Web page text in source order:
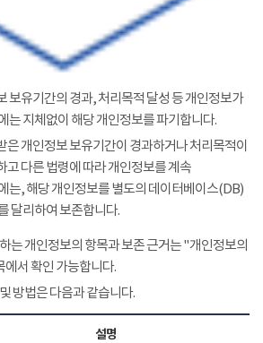
보유기간의 경과, 처리목적 달성 등 개인정보가
는 지체없이 해당 개인정보를 파기합니다.
개인정보 보유기간이 경과하거나 처리목적이
고 다른 법령에 따라 개인정보를 계속
는, 해당 개인정보를 별도의 데이터베이스(DB)
달리하여 보존합니다.
는 개인정보의 항목과 보존 근거는 "개인정보의
서 확인 가능합니다.
방법은 다음과 같습니다.
설명